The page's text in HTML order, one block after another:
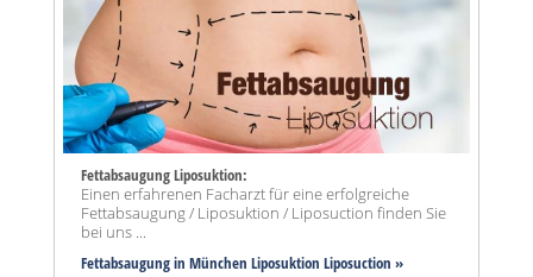
Fettabsaugung Liposuktion:
Einen erfahrenen Facharzt für eine erfolgreiche
Fettabsaugung / Liposuktion / Liposuction finden Sie
bei uns ...
Fettabsaugung in München Liposuktion Liposuction »